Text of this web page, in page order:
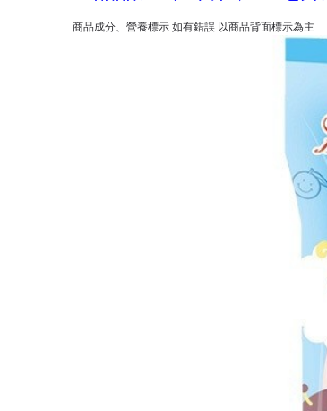
商品成分、營養標示 如有錯誤 以商品背面標示為主